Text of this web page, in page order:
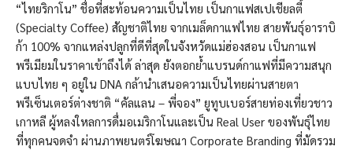
“ไทยริกาโน” ชื่อที่สะท้อนความเป็นไทย เป็นกาแฟสเปเชียลตี้
(Specialty Coffee) สัญชาติไทย จากเมล็ดกาแฟไทย สายพันธุ์อาราบิ
ก้า 100% จากแหล่งปลูกที่ดีที่สุดในจังหวัดแม่ฮ่องสอน เป็นกาแฟ
พรีเมียมในราคาเข้าถึงได้ ล่าสุด ยังตอกย้ำแบรนด์กาแฟที่มีความสนุก
แบบไทย ๆ อยู่ใน DNA กล้านำเสนอความเป็นไทยผ่านสายตา
พรีเซ็นเตอร์ต่างชาติ “คัลแลน – พี่จอง” ยูทูบเบอร์สายท่องเที่ยวชาว
เกาหลี ผู้หลงใหลการดื่มอเมริกาโนและเป็น Real User ของพันธุ์ไทย
ที่ทุกคนจดจำ ผ่านภาพยนตร์โฆษณา Corporate Branding ที่มัดรวม